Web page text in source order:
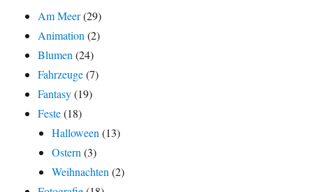
Am Meer(29)
Animation(2)
Blumen(24)
Fahrzeuge(7)
Fantasy(19)
Feste(18)
Halloween(13)
Ostern(3)
Weihnachten(2)